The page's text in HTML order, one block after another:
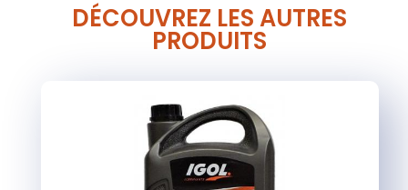
DÉCOUVREZ LES AUTRES
PRODUITS